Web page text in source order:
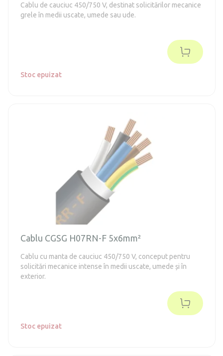
Cablu de cauciuc 450/750 V, destinat solicitărilor mecanice
grele în medii uscate, umede sau ude.
Stoc epuizat
Cablu CGSG H07RN-F 5x6mm²
Cablu cu manta de cauciuc 450/750 V, conceput pentru
solicitări mecanice intense în medii uscate, umede și în
exterior.
Stoc epuizat